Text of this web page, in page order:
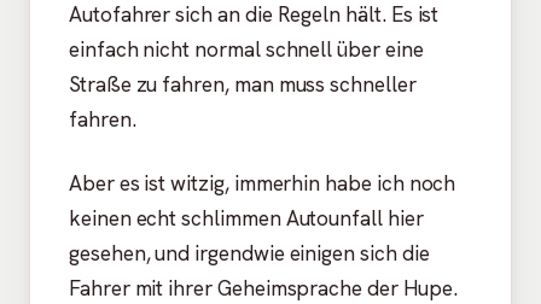
Autofahrer sich an die Regeln hält. Es ist
einfach nicht normal schnell über eine
Straße zu fahren, man muss schneller
fahren.
Aber es ist witzig, immerhin habe ich noch
keinen echt schlimmen Autounfall hier
gesehen, und irgendwie einigen sich die
Fahrer mit ihrer Geheimsprache der Hupe.